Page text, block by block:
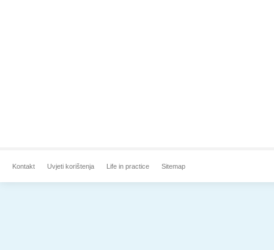
Kontakt Uvjeti korištenja Life in practice Sitemap